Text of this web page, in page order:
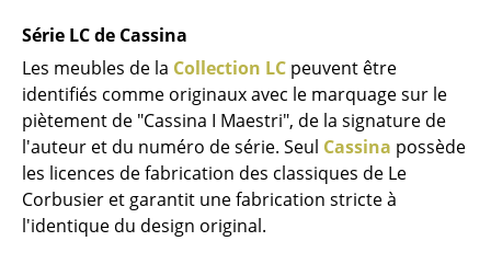
Boîtes de rangement
Couvertures
Coussins
Tapis
Rideaux
... voir tous les accessoires
Série LC de Cassina
Les meubles de la Collection LC peuvent être
identifiés comme originaux avec le marquage sur le
piètement de "Cassina I Maestri", de la signature de
l'auteur et du numéro de série. Seul Cassina possède
les licences de fabrication des classiques de Le
Corbusier et garantit une fabrication stricte à
l'identique du design original.